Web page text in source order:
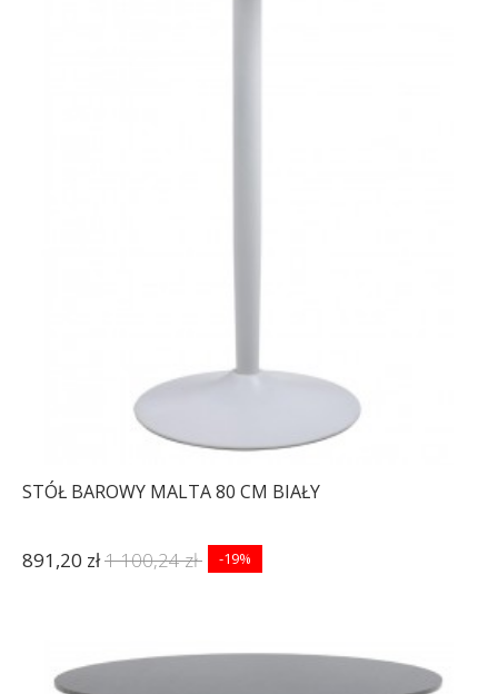
STÓŁ BAROWY MALTA 80 CM BIAŁY
891,20 zł1 100,24 zł -19%